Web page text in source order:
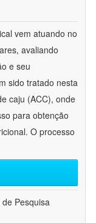
vem atuando no
avaliando
e seu
sido tratado nesta
caju (ACC), onde
para obtenção
O processo
Pesquisa